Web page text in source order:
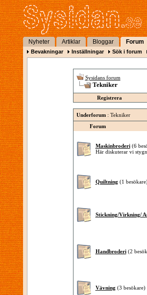
Nyheter Artiklar Bloggar Forum
Bevakningar Inställningar Sök i forum
Sysidans forum
Tekniker
Registrera
Underforum: Tekniker
Forum
Maskinbroderi (6
Här diskuterar vi
Quiltning (1
Stickning/Virkning/
Handbroderi (2
Vävning (3 besökare)